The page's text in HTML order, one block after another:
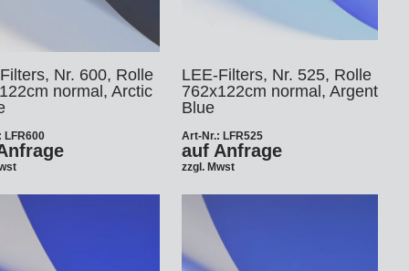
Nr. 600, Rolle
normal, Arctic
LFR600
LEE-Filters, Nr. 525, Rolle
762x122cm normal, Argent
Blue
Art-Nr.: LFR525
auf Anfrage
zzgl. Mwst